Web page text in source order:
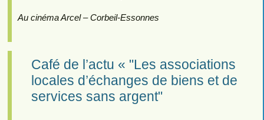
Au cinéma Arcel – Corbeil-Essonnes
Café de l’actu « "Les associations
locales d’échanges de biens et de
services sans argent"